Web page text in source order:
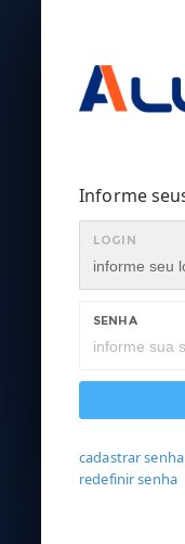
Informe
LOGIN
SENHA
cadastrar senha
redefinir senha